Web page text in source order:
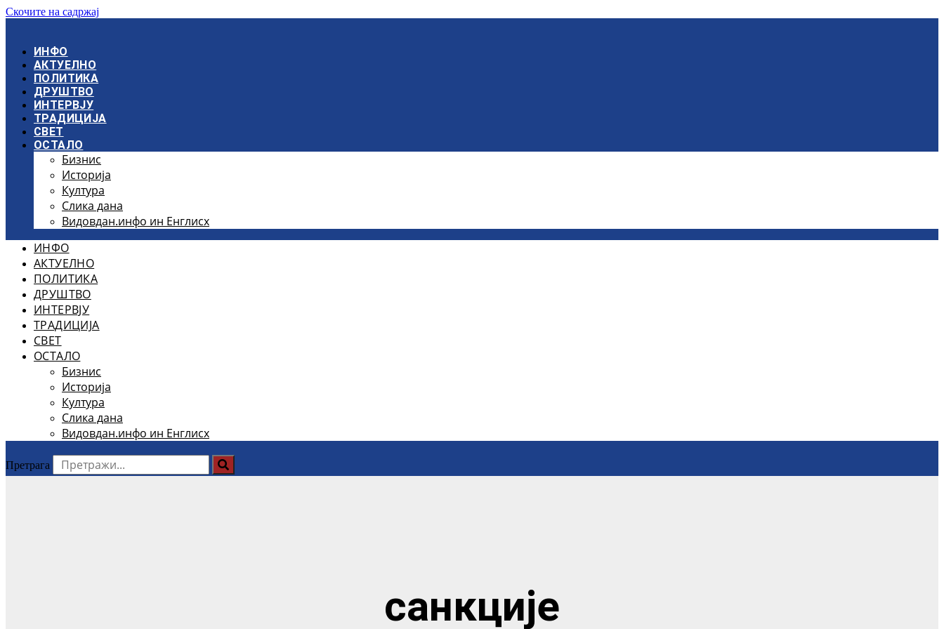
Скочите на садржај
ИНФО
АКТУЕЛНО
ПОЛИТИКА
ДРУШТВО
ИНТЕРВЈУ
ТРАДИЦИЈА
СВЕТ
ОСТАЛО
Бизнис
Историја
Култура
Слика дана
Видовдан.инфо ин Енглисх
ИНФО
АКТУЕЛНО
ПОЛИТИКА
ДРУШТВО
ИНТЕРВЈУ
ТРАДИЦИЈА
СВЕТ
ОСТАЛО
Бизнис
Историја
Култура
Слика дана
Видовдан.инфо ин Енглисх
Претрага
санкције